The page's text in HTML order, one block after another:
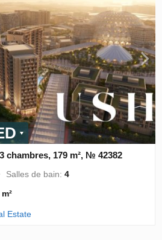
chambres, 179 m², № 42382
Salles de bain:4
Estate